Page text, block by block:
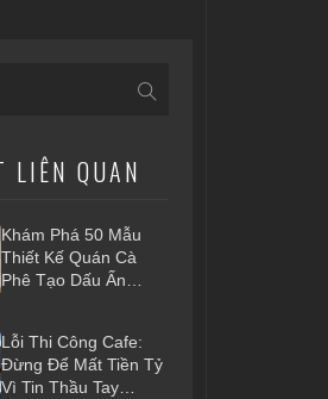
LIÊN QUAN
Khám Phá 50 Mẫu
Thiết Kế Quán Cà
Phê Tạo Dấu Ấn
Lỗi Thi Công Cafe:
Đừng Để Mất Tiền Tỷ
Vì Tin Thầu Tay